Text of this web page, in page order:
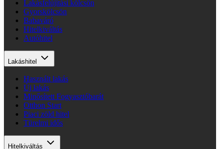
Lakásfelújítási kölcsön
Gyorskölcsön
Babaváró
Hitelkiváltás
Autóhitel
Lakáshitel
Használt lakás
Új lakás
Minősített Fogyasztóbarát
Otthon Start
Piaci zöld hitel
Türelmi idős
Hitelkiváltás